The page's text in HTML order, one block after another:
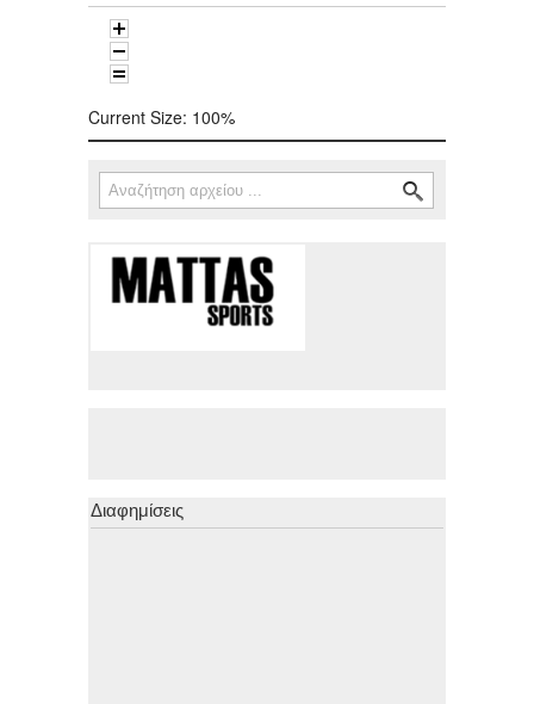
Current Size: 100%
Φόρμα αναζήτησης
Αναζήτηση
Διαφημίσεις